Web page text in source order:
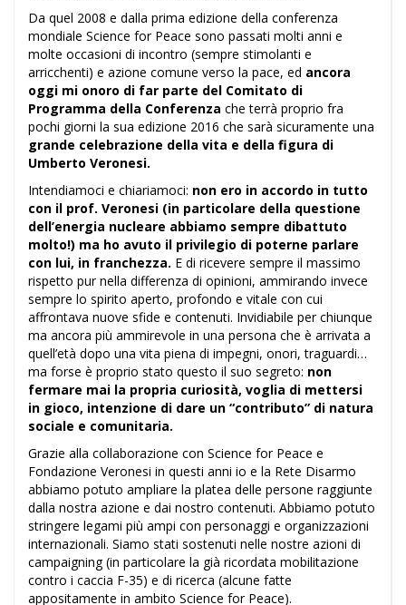
Da quel 2008 e dalla prima edizione della conferenza
mondiale Science for Peace sono passati molti anni e
molte occasioni di incontro (sempre stimolanti e
arricchenti) e azione comune verso la pace, ed ancora
oggi mi onoro di far parte del Comitato di
Programma della Conferenza che terrà proprio fra
pochi giorni la sua edizione 2016 che sarà sicuramente una
grande celebrazione della vita e della figura di
Umberto Veronesi.
Intendiamoci e chiariamoci: non ero in accordo in tutto
con il prof. Veronesi (in particolare della questione
dell’energia nucleare abbiamo sempre dibattuto
molto!) ma ho avuto il privilegio di poterne parlare
con lui, in franchezza. E di ricevere sempre il massimo
rispetto pur nella differenza di opinioni, ammirando invece
sempre lo spirito aperto, profondo e vitale con cui
affrontava nuove sfide e contenuti. Invidiabile per chiunque
ma ancora più ammirevole in una persona che è arrivata a
quell’età dopo una vita piena di impegni, onori, traguardi…
ma forse è proprio stato questo il suo segreto: non
fermare mai la propria curiosità, voglia di mettersi
in gioco, intenzione di dare un “contributo” di natura
sociale e comunitaria.
Grazie alla collaborazione con Science for Peace e
Fondazione Veronesi in questi anni io e la Rete Disarmo
abbiamo potuto ampliare la platea delle persone raggiunte
dalla nostra azione e dai nostro contenuti. Abbiamo potuto
stringere legami più ampi con personaggi e organizzazioni
internazionali. Siamo stati sostenuti nelle nostre azioni di
campaigning (in particolare la già ricordata mobilitazione
contro i caccia F-35) e di ricerca (alcune fatte
appositamente in ambito Science for Peace).